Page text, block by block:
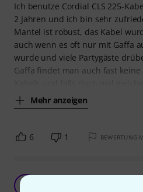
Ich benutze Cordial CLS 225-
2 Jahren und ich bin sehr
Mantel ist robust, das Kabel
auch wenn es oft nur mit Gaffa
wurde und viele Partygäste
Gaffa findet man auch fast
Mehr anzeigen
6 1 BEWERTUNG
LM CORDIAL CLS 225 SW